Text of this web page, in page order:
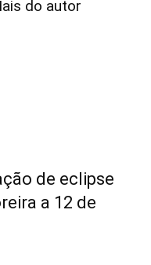
do autor
de eclipse
a 12 de